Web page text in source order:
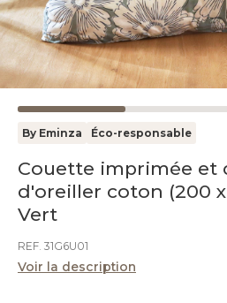
By Eminza Éco-responsable
Couette imprimée et
d'oreiller coton (200
Vert
REF. 31G6U01
Voir la description